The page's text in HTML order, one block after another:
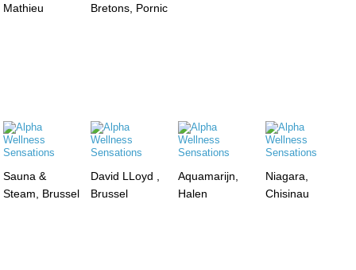
Mathieu
Bretons, Pornic
Sauna &
Steam, Brussel
David LLoyd ,
Brussel
Aquamarijn,
Halen
Niagara,
Chisinau